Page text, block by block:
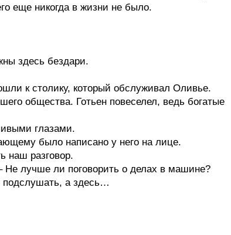
еще никогда в жизни не было.
здесь бездари.
к столику, который обслуживал Оливье.
общества. Готьен повеселел, ведь богатые
глазами.
было написано у него на лице.
наш разговор.
Не лучше ли поговорить о делах в машине?
подслушать, а здесь…